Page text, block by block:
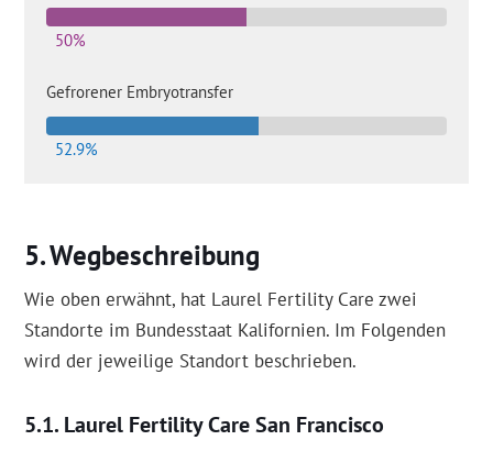
50%
Gefrorener Embryotransfer
52.9%
Wegbeschreibung
Wie oben erwähnt, hat Laurel Fertility Care zwei
Standorte im Bundesstaat Kalifornien. Im Folgenden
wird der jeweilige Standort beschrieben.
Laurel Fertility Care San Francisco